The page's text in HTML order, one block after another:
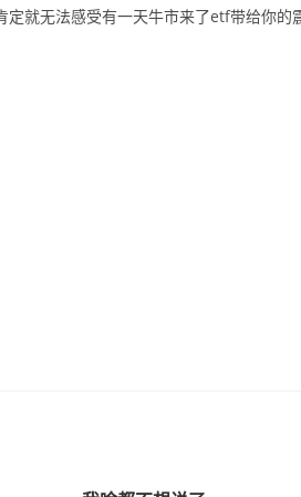
定就无法感受有一天牛市来了etf带给你的